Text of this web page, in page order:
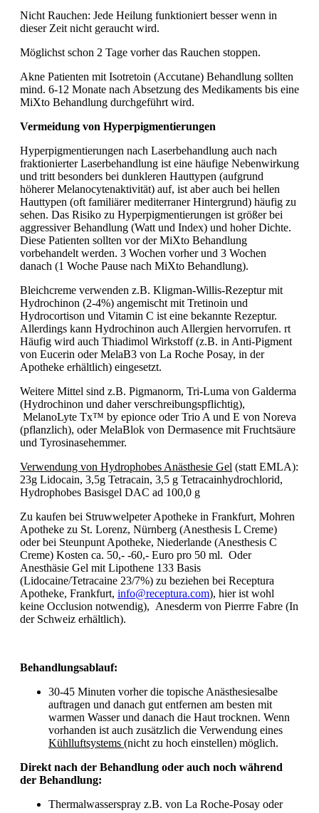
Nicht Rauchen: Jede Heilung funktioniert besser wenn in
dieser Zeit nicht geraucht wird.
Möglichst schon 2 Tage vorher das Rauchen stoppen.
Akne Patienten mit Isotretoin (Accutane) Behandlung sollten
mind. 6-12 Monate nach Absetzung des Medikaments bis eine
MiXto Behandlung durchgeführt wird.
Vermeidung von Hyperpigmentierungen
Hyperpigmentierungen nach Laserbehandlung auch nach
fraktionierter Laserbehandlung ist eine häufige Nebenwirkung
und tritt besonders bei dunkleren Hauttypen (aufgrund
höherer Melanocytenaktivität) auf, ist aber auch bei hellen
Hauttypen (oft familiärer mediterraner Hintergrund) häufig zu
sehen. Das Risiko zu Hyperpigmentierungen ist größer bei
aggressiver Behandlung (Watt und Index) und hoher Dichte.
Diese Patienten sollten vor der MiXto Behandlung
vorbehandelt werden. 3 Wochen vorher und 3 Wochen
danach (1 Woche Pause nach MiXto Behandlung).
Bleichcreme verwenden z.B. Kligman-Willis-Rezeptur mit
Hydrochinon (2-4%) angemischt mit Tretinoin und
Hydrocortison und Vitamin C ist eine bekannte Rezeptur.
Allerdings kann Hydrochinon auch Allergien hervorrufen. rt
Häufig wird auch Thiadimol Wirkstoff (z.B. in Anti-Pigment
von Eucerin oder MelaB3 von La Roche Posay, in der
Apotheke erhältlich) eingesetzt.
Weitere Mittel sind z.B. Pigmanorm, Tri-Luma von Galderma
(Hydrochinon und daher verschreibungspflichtig),
MelanoLyte Tx™ by epionce oder Trio A und E von Noreva
(pflanzlich), oder MelaBlok von Dermasence mit Fruchtsäure
und Tyrosinasehemmer.
Verwendung von Hydrophobes Anästhesie Gel (statt EMLA):
23g Lidocain, 3,5g Tetracain, 3,5 g Tetracainhydrochlorid,
Hydrophobes Basisgel DAC ad 100,0 g
Zu kaufen bei Struwwelpeter Apotheke in Frankfurt, Mohren
Apotheke zu St. Lorenz, Nürnberg (Anesthesis L Creme)
oder bei Steunpunt Apotheke, Niederlande (Anesthesis C
Creme) Kosten ca. 50,- -60,- Euro pro 50 ml. Oder
Anesthäsie Gel mit Lipothene 133 Basis
(Lidocaine/Tetracaine 23/7%) zu beziehen bei Receptura
Apotheke, Frankfurt, info@receptura.com), hier ist wohl
keine Occlusion notwendig), Anesderm von Pierrre Fabre (In
der Schweiz erhältlich).
Behandlungsablauf:
30-45 Minuten vorher die topische Anästhesiesalbe
auftragen und danach gut entfernen am besten mit
warmen Wasser und danach die Haut trocknen. Wenn
vorhanden ist auch zusätzlich die Verwendung eines
Kühlluftsystems (nicht zu hoch einstellen) möglich.
Direkt nach der Behandlung oder auch noch während
der Behandlung:
Thermalwasserspray z.B. von La Roche-Posay oder